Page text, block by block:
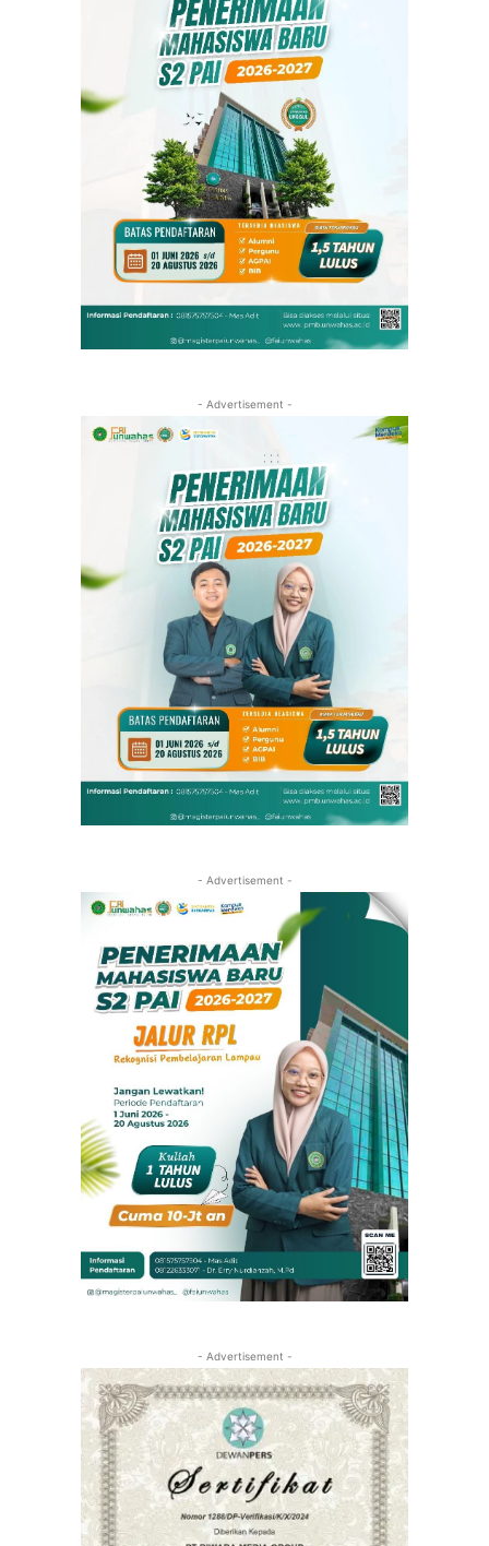
- Advertisement -
- Advertisement -
- Advertisement -